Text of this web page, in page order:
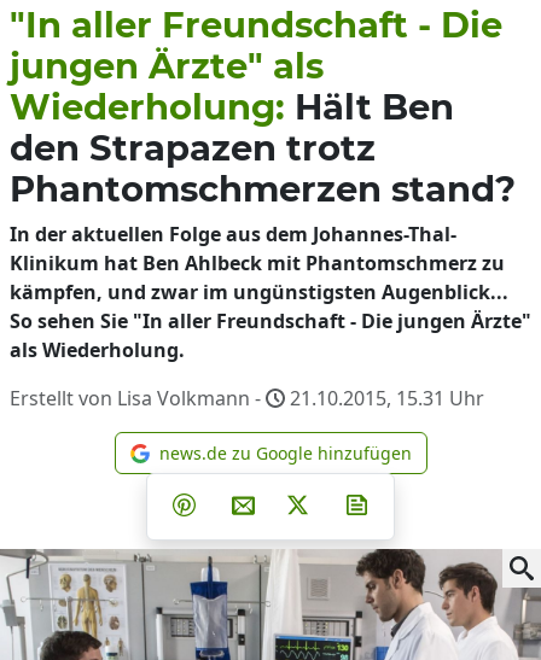
"In aller Freundschaft - Die
jungen Ärzte" als
Wiederholung: Hält Ben
den Strapazen trotz
Phantomschmerzen stand?
In der aktuellen Folge aus dem Johannes-Thal-
Klinikum hat Ben Ahlbeck mit Phantomschmerz zu
kämpfen, und zwar im ungünstigsten Augenblick...
So sehen Sie "In aller Freundschaft - Die jungen Ärzte"
als Wiederholung.
Erstellt von Lisa Volkmann -
21.10.2015, 15.31 Uhr
news.de zu Google
news.de zu Google hinzufügen
Teilen auf Facebook
Teilen auf Whatsapp
Teilen auf Telegram
Teilen auf Pinterest
Per E-Mail teilen
Post auf X